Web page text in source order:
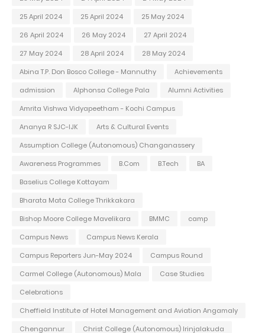
25 April 2024
25 April 2024
25 May 2024
26 April 2024
26 May 2024
27 April 2024
27 May 2024
28 April 2024
28 May 2024
Abina T.P. Don Bosco College - Mannuthy
Achievements
admission
Alphonsa College Pala
Alumni Activities
Amrita Vishwa Vidyapeetham - Kochi Campus
Ananya R SJC-IJK
Arts & Cultural Events
Assumption College (Autonomous) Changanassery
Awareness Programmes
B.Com B.Tech
BA
Baselius College Kottayam
Bharata Mata College Thrikkakara
Bishop Moore College Mavelikara
BMMC
camp
Campus News
Campus News Kerala
Campus Reporters Jun-May 2024
Campus Round
Carmel College (Autonomous) Mala
Case Studies
Celebrations
Cheffield Institute of Hotel Management and Aviation Angamaly
Chengannur
Christ College (Autonomous) Irinjalakuda